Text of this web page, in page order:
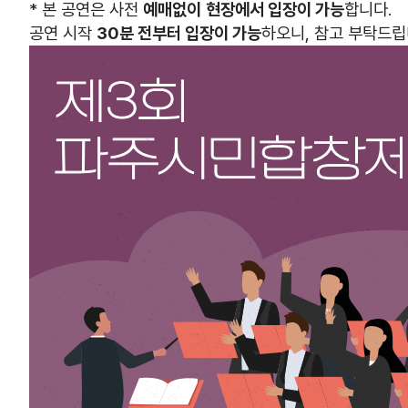
* 본 공연은 사전 예매없이 현장에서 입장이 가능합니다.
공연 시작 30분 전부터 입장이 가능하오니, 참고 부탁드